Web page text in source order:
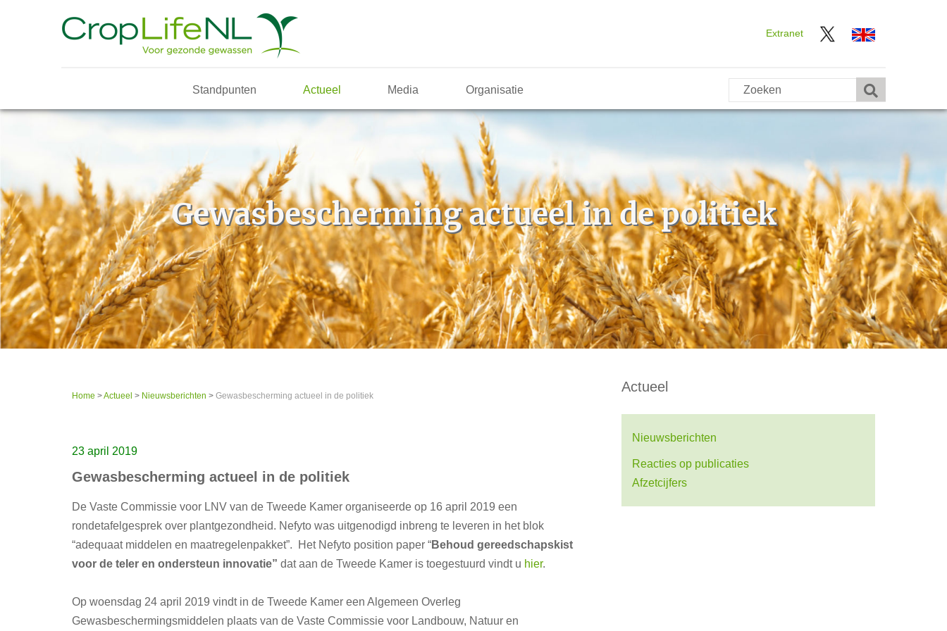
Extranet
Standpunten Actueel Media Organisatie
Gewasbescherming actueel in de politiek
Home >Actueel > Nieuwsberichten > Gewasbescherming actueel in de politiek
23 april 2019
Gewasbescherming actueel in de politiek
De Vaste Commissie voor LNV van de Tweede Kamer organiseerde op 16 april 2019 een
rondetafelgesprek over plantgezondheid. Nefyto was uitgenodigd inbreng te leveren in het blok
“adequaat middelen en maatregelenpakket”. Het Nefyto position paper “Behoud gereedschapskist
voor de teler en ondersteun innovatie” dat aan de Tweede Kamer is toegestuurd vindt u hier.
Op woensdag 24 april 2019 vindt in de Tweede Kamer een Algemeen Overleg
Gewasbeschermingsmiddelen plaats van de Vaste Commissie voor Landbouw, Natuur en
Actueel
Nieuwsberichten
Reacties op publicaties
Afzetcijfers